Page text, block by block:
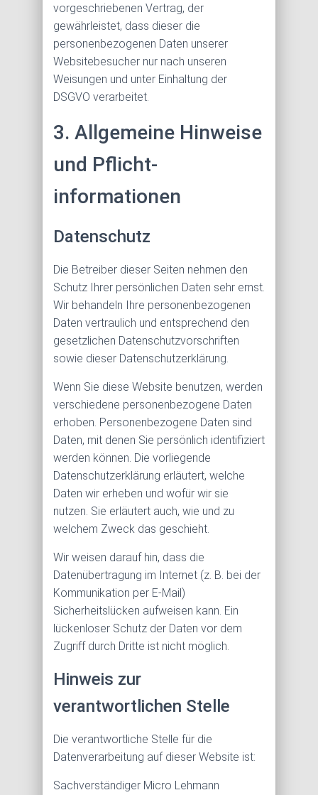
vorgeschriebenen Vertrag, der
gewährleistet, dass dieser die
personenbezogenen Daten unserer
Websitebesucher nur nach unseren
Weisungen und unter Einhaltung der
DSGVO verarbeitet.
3. Allgemeine Hinweise
und Pflicht­
informationen
Datenschutz
Die Betreiber dieser Seiten nehmen den
Schutz Ihrer persönlichen Daten sehr ernst.
Wir behandeln Ihre personenbezogenen
Daten vertraulich und entsprechend den
gesetzlichen Datenschutzvorschriften
sowie dieser Datenschutzerklärung.
Wenn Sie diese Website benutzen, werden
verschiedene personenbezogene Daten
erhoben. Personenbezogene Daten sind
Daten, mit denen Sie persönlich identifiziert
werden können. Die vorliegende
Datenschutzerklärung erläutert, welche
Daten wir erheben und wofür wir sie
nutzen. Sie erläutert auch, wie und zu
welchem Zweck das geschieht.
Wir weisen darauf hin, dass die
Datenübertragung im Internet (z. B. bei der
Kommunikation per E-Mail)
Sicherheitslücken aufweisen kann. Ein
lückenloser Schutz der Daten vor dem
Zugriff durch Dritte ist nicht möglich.
Hinweis zur
verantwortlichen Stelle
Die verantwortliche Stelle für die
Datenverarbeitung auf dieser Website ist:
Sachverständiger Micro Lehmann